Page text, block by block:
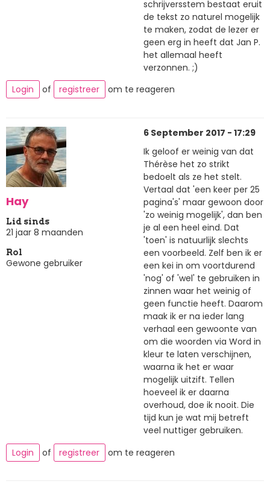
schrijversstem bestaat eruit
de tekst zo naturel mogelijk
te maken, zodat de lezer er
geen erg in heeft dat Jan P.
het allemaal heeft
verzonnen. ;)
Login
of registreer om te reageren
Hay
Lid sinds
21 jaar 8 maanden
Rol
Gewone gebruiker
6 September 2017 - 17:29
Ik geloof er weinig van dat
Thérèse het zo strikt
bedoelt als ze het stelt.
Vertaal dat 'een keer per 25
pagina's' maar gewoon door
'zo weinig mogelijk', dan ben
je al een heel eind. Dat
'toen' is natuurlijk slechts
een voorbeeld. Zelf ben ik er
een kei in om voortdurend
'nog' of 'wel' te gebruiken in
zinnen waar het weinig of
geen functie heeft. Daarom
maak ik er na ieder lang
verhaal een gewoonte van
om die woorden via Word in
kleur te laten verschijnen,
waarna ik het er waar
mogelijk uitzift. Tellen
hoeveel ik er daarna
overhoud, doe ik nooit. Die
tijd kun je wat mij betreft
veel nuttiger gebruiken.
Login
of registreer om te reageren